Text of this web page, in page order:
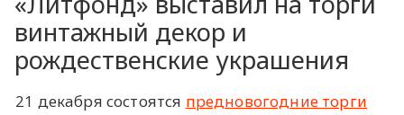
винтажный декор и
рождественские украшения
21 декабря состоятся предновогодние торги